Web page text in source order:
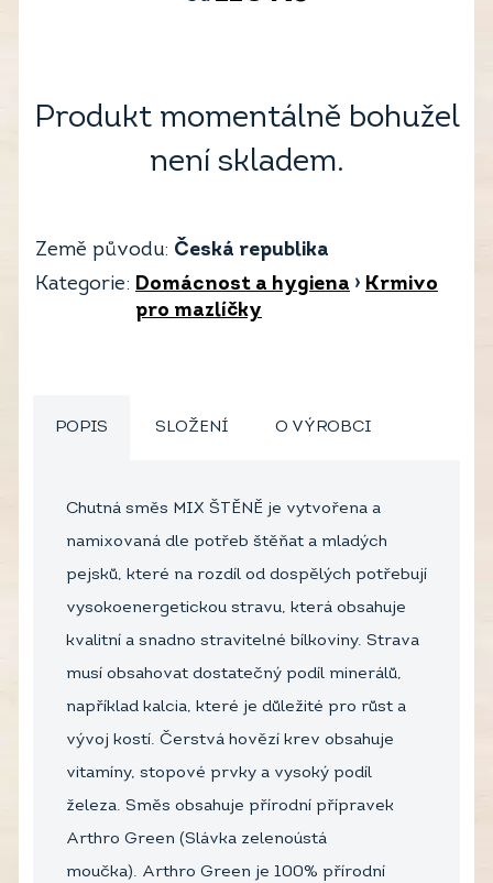
Produkt momentálně bohužel
není skladem.
Země původu: Česká republika
Kategorie: Domácnost a hygiena › Krmivo
pro mazlíčky
POPIS SLOŽENÍ O VÝROBCI
Chutná směs MIX ŠTĚNĚ je vytvořena a
namixovaná dle potřeb štěňat a mladých
pejsků, které na rozdíl od dospělých potřebují
vysokoenergetickou stravu, která obsahuje
kvalitní a snadno stravitelné bílkoviny. Strava
musí obsahovat dostatečný podíl minerálů,
například kalcia, které je důležité pro růst a
vývoj kostí. Čerstvá hovězí krev obsahuje
vitamíny, stopové prvky a vysoký podíl
železa. Směs obsahuje přírodní přípravek
Arthro Green (Slávka zelenoústá
moučka). Arthro Green je 100% přírodní